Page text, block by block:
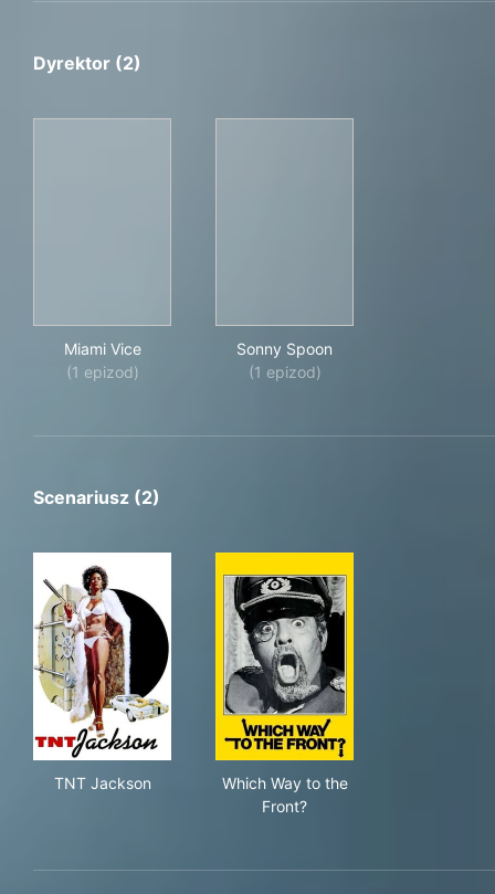
Dyrektor (2)
Miami Vice
(1 epizod)
Sonny Spoon
(1 epizod)
Scenariusz (2)
TNT Jackson
Which Way to the
Front?